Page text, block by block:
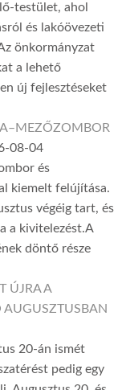
testület, ahol
és lakóövezeti
önkormányzat
a lehető
új fejlesztéseket
08-04
és
kiemelt felújítása.
végéig tart, és
a kivitelezést.A
döntő része
ÚJRA A
AUGUSZTUSBAN
20-án ismét
pedig egy